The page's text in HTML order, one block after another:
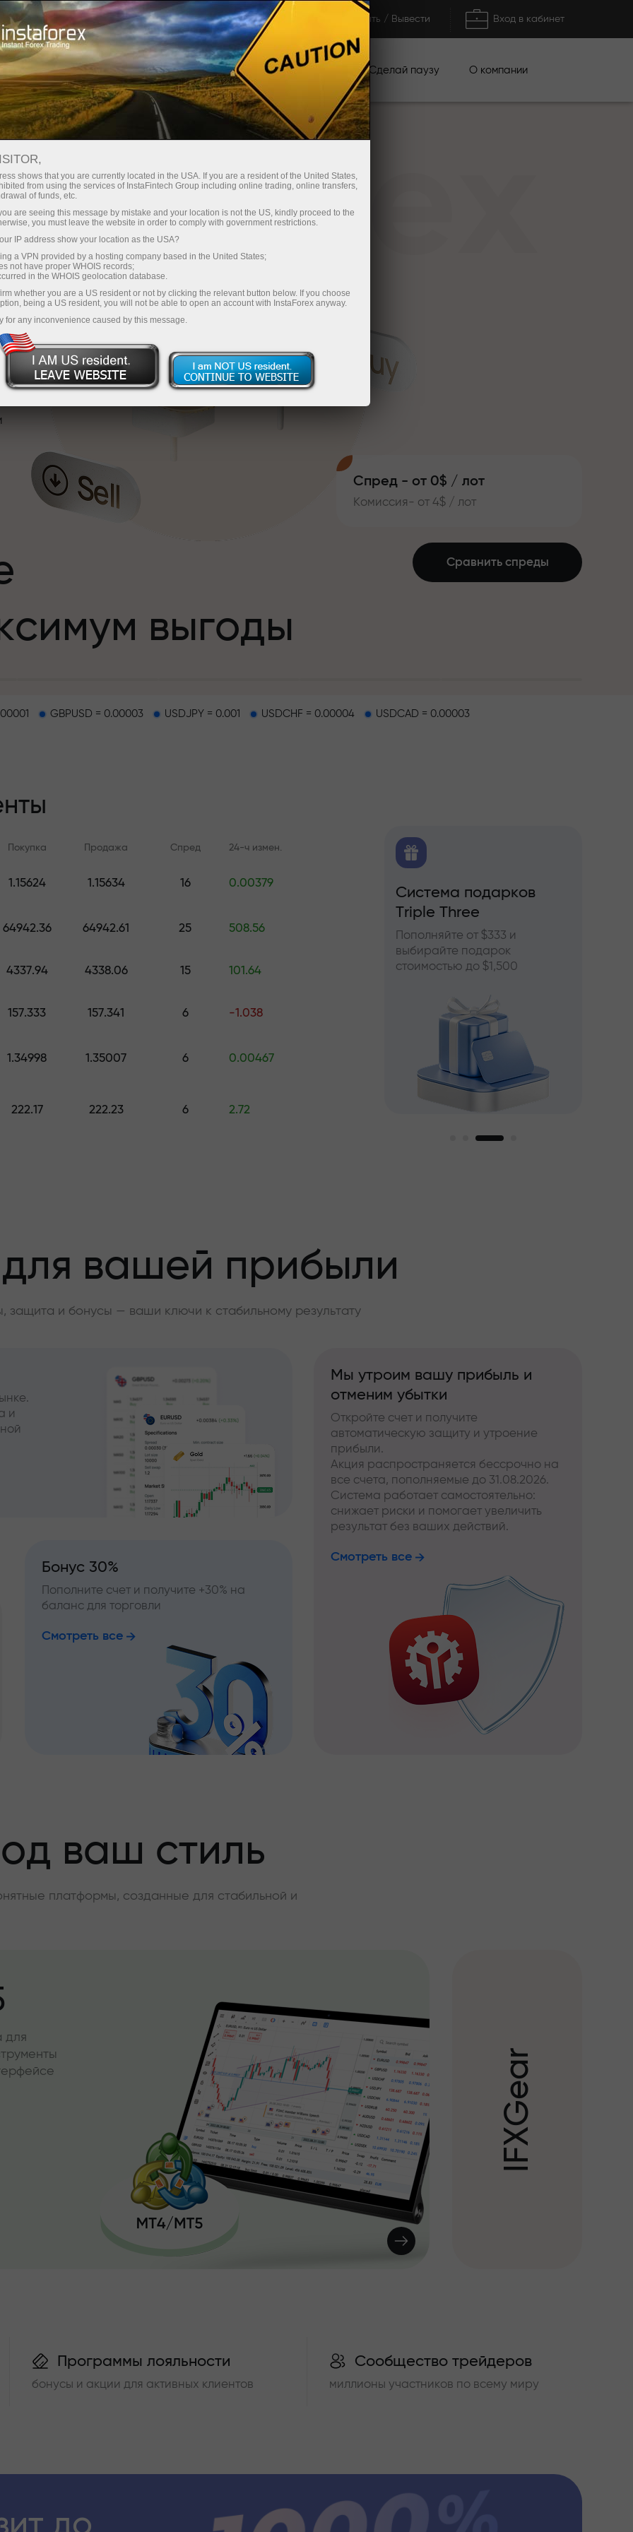
Открыть торговый счёт Торговые платформы Пополнить / Вывести Вход в кабинет
Инвесторам Партнерам Промоакции Сделай паузу О компании
Спред - от 0$ / лот
Комиссия- от 4$ / лот
выгоды
на трассе
подарков
стоимостью до $1,500
—мы
прибыль
—самый крупный
Сравнить спреды
GBPUSD = 0.00003 USDJPY = 0.001 USDCHF = 0.00004 USDCAD = 0.00003
Покупка Продажа Спред 24-ч измен.
1.15624 1.15634 16 0.00379
64942.36 64942.61 25 508.56
4337.94 4338.06 15 101.64
157.333 157.341 6 -1.038
1.34998 1.35007 6 0.00467
222.17 222.23 6 2.72
курсы и вебинары для всех
Форекс, крипто и фьючерсам
Система подарков
Triple Three
Пополняйте от $333 и
выбирайте подарок
стоимостью до $1,500
вашей прибыли
защита и бонусы — ваши ключи к стабильному результату
и
Бонус 30%
Пополните счет и получите +30% на
баланс для торговли
Смотреть все
Мы утроим вашу прибыль и
отменим убытки
Откройте счет и получите
автоматическую защиту и утроение
прибыли.
Акция распространяется бессрочно на
все счета, пополняемые до 31.08.2026.
Система работает самостоятельно:
снижает риски и помогает увеличить
результат без ваших действий.
Смотреть все
ваш стиль
платформы, созданные для стабильной и
для
I
F
X
G
e
a
r
Программы лояльности
бонусы и акции для активных клиентов
Сообщество трейдеров
миллионы участников по всему миру
до
shows that you are currently located in the USA. If you are a resident of the United States,
from using the services of InstaFintech Group including online trading, online transfers,
of funds, etc.
are seeing this message by mistake and your location is not the US, kindly proceed to the
you must leave the website in order to comply with government restrictions.
IP address show your location as the USA?
a VPN provided by a hosting company based in the United States;
not have proper WHOIS records;
in the WHOIS geolocation database.
whether you are a US resident or not by clicking the relevant button below. If you choose
being a US resident, you will not be able to open an account with InstaForex anyway.
for any inconvenience caused by this message.